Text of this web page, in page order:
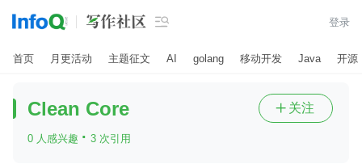
 登录
首页 月更活动 主题征文 AI golang 移动开发 Java 开源
Clean Core
0 人感兴趣 · 3 次引用
 关注